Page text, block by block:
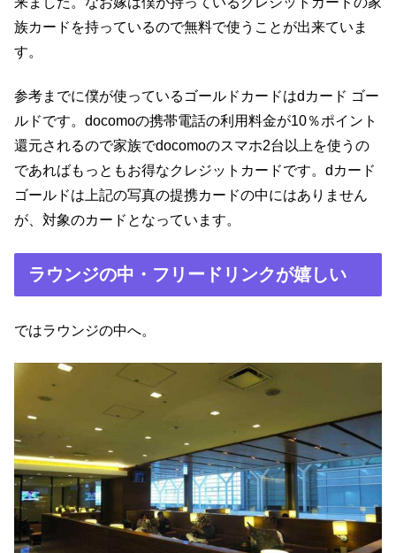
族カードを持っているので無料で使うことが出来ていま
す。
参考までに僕が使っているゴールドカードはdカード ゴー
ルドです。docomoの携帯電話の利用料金が10％ポイント
還元されるので家族でdocomoのスマホ2台以上を使うの
であればもっともお得なクレジットカードです。dカード
ゴールドは上記の写真の提携カードの中にはありません
が、対象のカードとなっています。
ラウンジの中・フリードリンクが嬉しい
ではラウンジの中へ。